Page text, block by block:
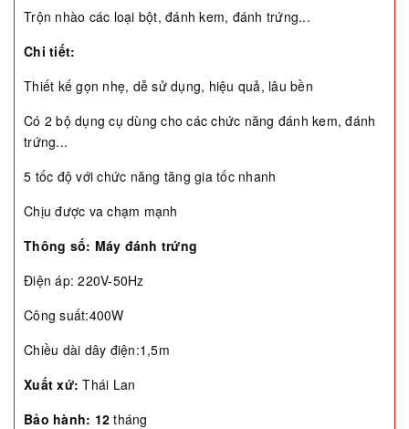
Trộn nhào các loại bột, đánh kem, đánh trứng...
Chi tiết:
Thiết kế gọn nhẹ, dễ sử dụng, hiệu quả, lâu bền
Có 2 bộ dụng cụ dùng cho các chức năng đánh kem, đánh
trứng...
5 tốc độ với chức năng tăng gia tốc nhanh
Chịu được va chạm mạnh
Thông số: Máy đánh trứng
Điện áp: 220V-50Hz
Công suất:400W
Chiều dài dây điện:1,5m
Xuất xứ:Thái Lan
Bảo hành: 12 tháng